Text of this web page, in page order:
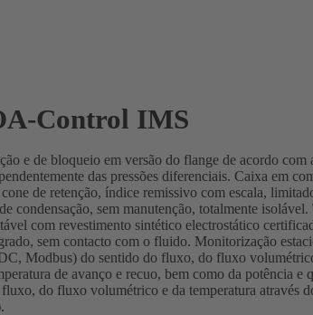
IMS
e de bloqueio em versão do flange de acordo
das pressões diferenciais. Caixa em
de retenção, índice remissivo com escala,
condensação, sem manutenção, totalmente isolável.
com revestimento sintético electrostático
sem contacto com o fluido. Monitorização
Modbus) do sentido do fluxo, do fluxo
de avanço e recuo, bem como da potência e
do fluxo volumétrico e da temperatura através